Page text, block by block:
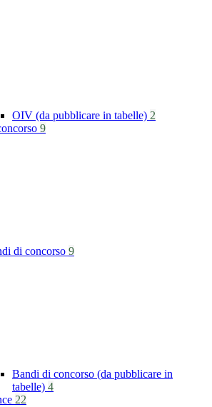
OIV (da pubblicare in tabelle) 2
9
di concorso 9
Bandi di concorso (da pubblicare in
tabelle) 4
22